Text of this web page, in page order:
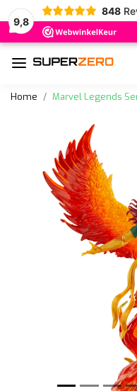
9,8
848
Home Marvel Legends